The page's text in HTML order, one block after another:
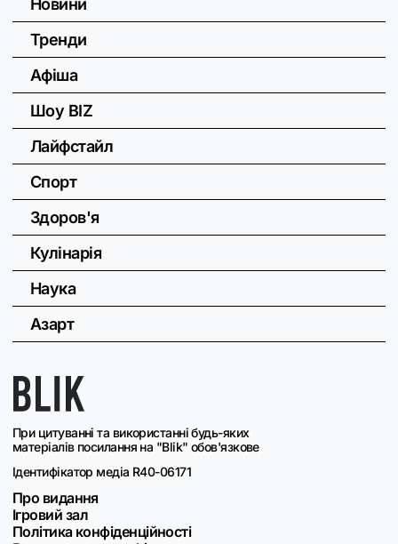
При цитуванні та використанні будь-яких
матеріалів посилання на "Blik" обов'язкове
Ідентифікатор медіа R40-06171
Про видання
Ігровий зал
Політика конфіденційності
Новини
Тренди
Афіша
Шоу BIZ
Лайфстайл
Спорт
Здоров'я
Кулінарія
Наука
Азарт